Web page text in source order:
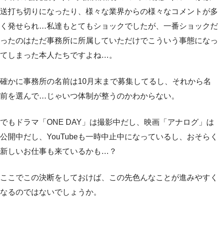
送打ち切りになったり、様々な業界からの様々なコメントが多
く発せられ…私達もとてもショックでしたが、一番ショックだ
ったのはただ事務所に所属していただけでこういう事態になっ
てしまった本人たちですよね…。
確かに事務所の名前は10月末まで募集してるし、それから名
前を選んで…じゃいつ体制が整うのかわからない。
でもドラマ「ONE DAY」は撮影中だし、映画「アナログ」は
公開中だし、YouTubeも一時中止中になっているし、おそらく
新しいお仕事も来ているかも…？
ここでこの決断をしておけば、この先色んなことが進みやすく
なるのではないでしょうか。